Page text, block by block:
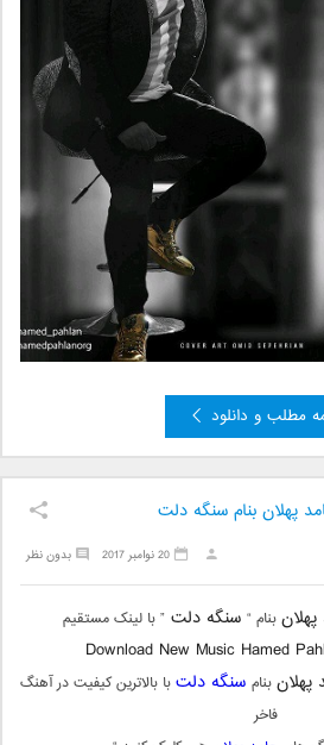
مطلب و دانلود
پهلان بنام سنگه دلت
بدون نظر 20 نوامبر 2017
بنام “ سنگه دلت ” با لینک مستقیم
Download New Music Hamed
پهلانبنام سنگه دلتبا بالاترین کیفیت در آهنگ
فاخر